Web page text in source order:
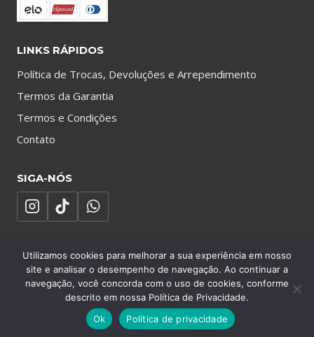
LINKS RÁPIDOS
Política de Trocas, Devoluções e Arrependimento
Termos da Garantia
Termos e Condições
Contato
SIGA-NÓS
© 2026 Salvador Inibidores | Desenvolvido pelaTropical Publicidade
Utilizamos cookies para melhorar a sua experiência em nosso
site e analisar o desempenho de navegação. Ao continuar a
navegação, você concorda com o uso de cookies, conforme
descrito em nossa Política de Privacidade.
Ok
Política de privacidade